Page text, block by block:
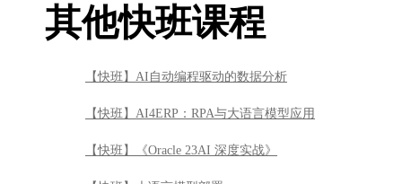
【快班】大语言模型部署
【快班】基于大语言模型的AI Agent
【快班】Transformer从自然语言到计算机视觉的跨界之旅
【快班】怎样制作令人惊叹的视频-Manim科学动画篇
【快班】人工智能与药物研发基础